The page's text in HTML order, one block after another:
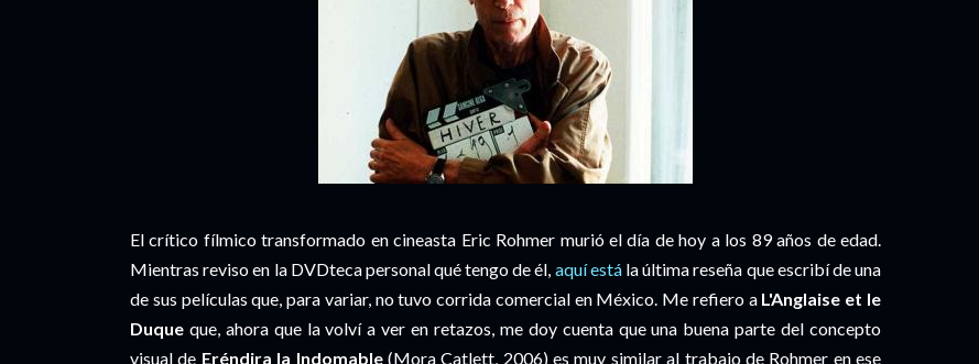
El crítico fílmico transformado en cineasta Eric Rohmer murió el día de hoy a los 89 años de edad.
Mientras reviso en la DVDteca personal qué tengo de él, aquí está la última reseña que escribí de una
de sus películas que, para variar, no tuvo corrida comercial en México. Me refiero a L'Anglaise et le
Duque que, ahora que la volví a ver en retazos, me doy cuenta que una buena parte del concepto
visual de Eréndira la Indomable(Mora Catlett, 2006) es muy similar al trabajo de Rohmer en ese